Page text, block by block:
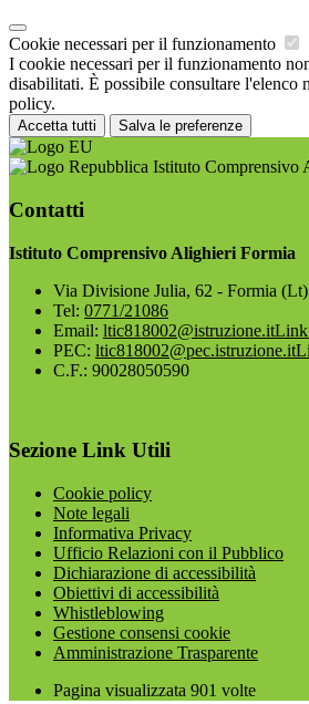
Cookie necessari per il funzionamento
I cookie necessari per il funzionamento
disabilitati. È possibile consultare l'elenco
policy.
Accetta tutti Salva le preferenze
Istituto Comprensivo
Contatti
Istituto Comprensivo Alighieri Formia
Via Divisione Julia, 62 - Formia (Lt)
Tel: 0771/21086
Email: ltic818002@istruzione.itLink
PEC: ltic818002@pec.istruzione.it
C.F.: 90028050590
Sezione Link Utili
Cookie policy
Note legali
Informativa Privacy
Ufficio Relazioni con il Pubblico
Dichiarazione di accessibilità
Obiettivi di accessibilità
Whistleblowing
Gestione consensi cookie
Amministrazione Trasparente
Pagina visualizzata 901 volte